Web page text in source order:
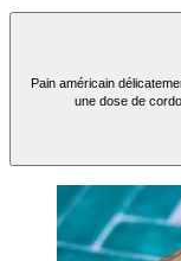
Pain américain
une dose de